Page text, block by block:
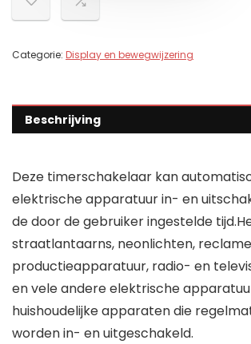
Categorie: Display en bewegwijzering
Beschrijving
Deze timerschakelaar kan
elektrische apparatuur in- en
de door de gebruiker ingestelde
straatlantaarns, neonlichten,
productieapparatuur, radio- en
en vele andere elektrische
huishoudelijke apparaten die
worden in- en uitgeschakeld.